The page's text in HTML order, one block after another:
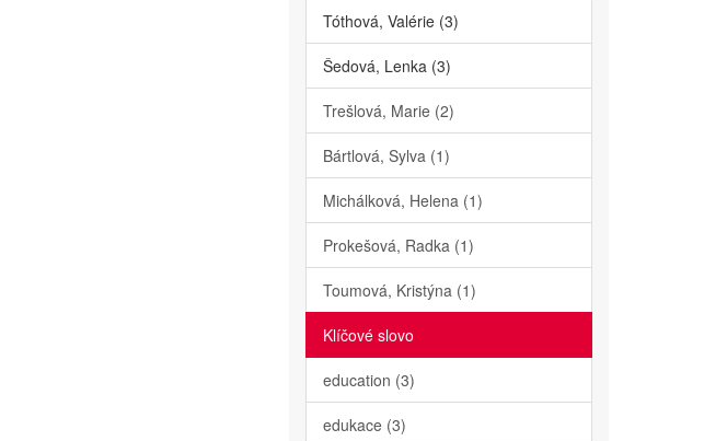
Tóthová, Valérie (3)
Šedová, Lenka (3)
Trešlová, Marie (2)
Bártlová, Sylva (1)
Michálková, Helena (1)
Prokešová, Radka (1)
Toumová, Kristýna (1)
Klíčové slovo
education (3)
edukace (3)